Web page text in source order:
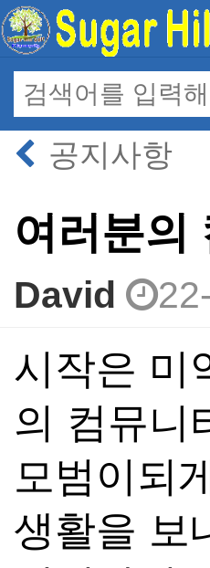
공지사항
여러분의
David
본문
시작은 미
의 컴뮤니
모범이되
생활을 보